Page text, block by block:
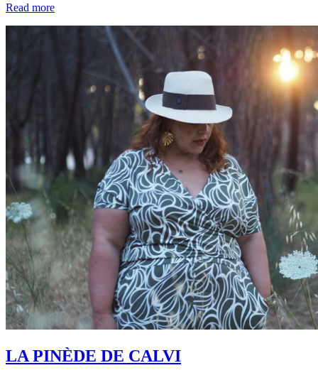
Read more
LA PINÈDE DE CALVI